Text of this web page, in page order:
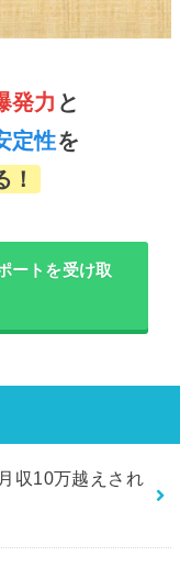
発力 と
定性を
！
ートを受け取
収10万越えされ